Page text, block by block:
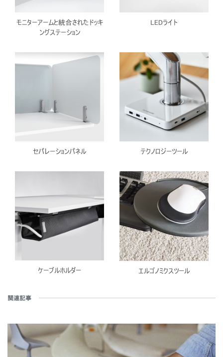
モニターアームと統合されたドッキ
ングステーション
LEDライト
セパレーションパネル テクノロジーツール
ケーブルホルダー エルゴノミクスツール
関連記事